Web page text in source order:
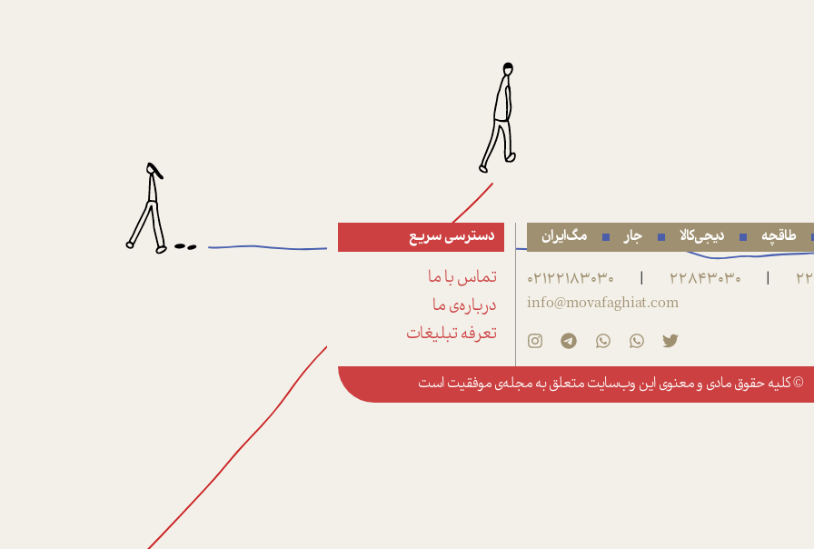
طاقچه دیجی‌کالا جار مگ‌ایران
|
22843030
|
02122183030
info@movafaghiat.com
دسترسی سریع
تماس با ما
درباره‌ی ما
تعرفه تبلیغات
© کلیه حقوق مادی و معنوی این وب‌سایت متعلق بهمجله‌ی موفقیتاست